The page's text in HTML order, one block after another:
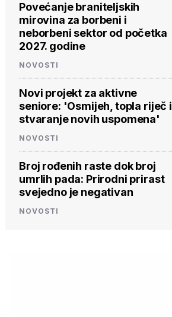
Povećanje braniteljskih
mirovina za borbeni i
neborbeni sektor od početka
2027. godine
NOVOSTI
Novi projekt za aktivne
seniore: 'Osmijeh, topla riječ i
stvaranje novih uspomena'
NOVOSTI
Broj rođenih raste dok broj
umrlih pada: Prirodni prirast
svejedno je negativan
NOVOSTI